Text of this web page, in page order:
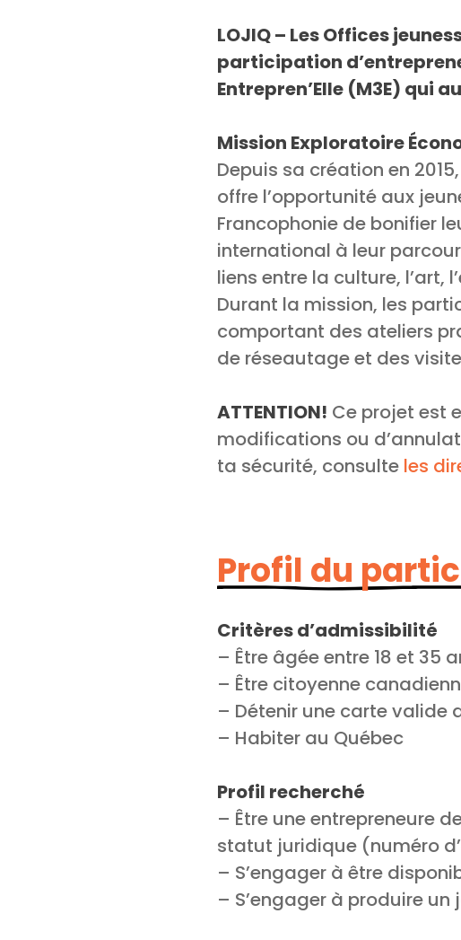
LOJIQ – Les Offices
participation
Entrepren’Elle (M3E) qui
Mission Exploratoire
Depuis sa création en
offre l’opportunité aux
Francophonie de bonifier
international à leur
liens entre la culture, l’art,
Durant la mission, les
comportant des ateliers
de réseautage et des
ATTENTION! Ce projet est
modifications ou
ta sécurité, consulte les
Profil du
Critères d’admissibilité
– Être âgée entre 18 et 35
– Être citoyenne
– Détenir une carte valide
– Habiter au Québec
Profil recherché
– Être une entrepreneure
statut juridique (numéro
– S’engager à être
– S’engager à produire